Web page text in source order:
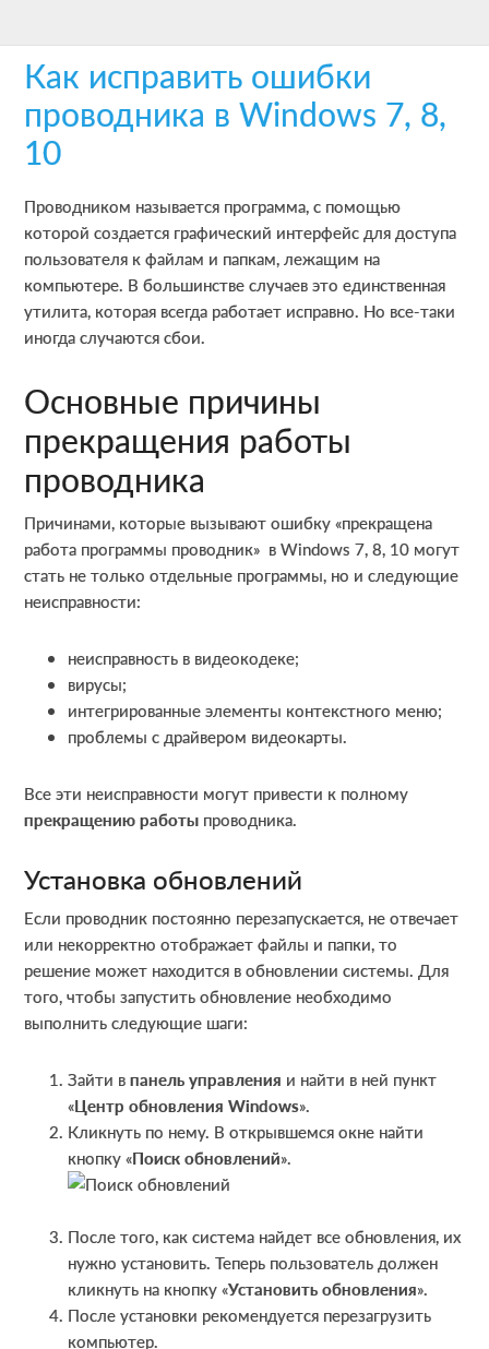
main
content
primary
sidebar
footerКак исправить ошибки
проводника в Windows 7, 8,
10
Проводником называется программа, с помощью
которой создается графический интерфейс для доступа
пользователя к файлам и папкам, лежащим на
компьютере. В большинстве случаев это единственная
утилита, которая всегда работает исправно. Но все-таки
иногда случаются сбои.
Основные причины
прекращения работы
проводника
Причинами, которые вызывают ошибку «прекращена
работа программы проводник» в Windows 7, 8, 10 могут
стать не только отдельные программы, но и следующие
неисправности:
неисправность в видеокодеке;
вирусы;
интегрированные элементы контекстного меню;
проблемы с драйвером видеокарты.
Все эти неисправности могут привести к полному
прекращению работы проводника.
Установка обновлений
Если проводник постоянно перезапускается, не отвечает
или некорректно отображает файлы и папки, то
решение может находится в обновлении системы. Для
того, чтобы запустить обновление необходимо
выполнить следующие шаги:
Зайти впанель управления и найти в ней пункт
«Центр обновленияWindows».
Кликнуть по нему. В открывшемся окне найти
кнопку «Поиск обновлений».
После того, как система найдет все обновления, их
нужно установить. Теперь пользователь должен
кликнуть на кнопку «Установить обновления».
После установки рекомендуется перезагрузить
компьютер.